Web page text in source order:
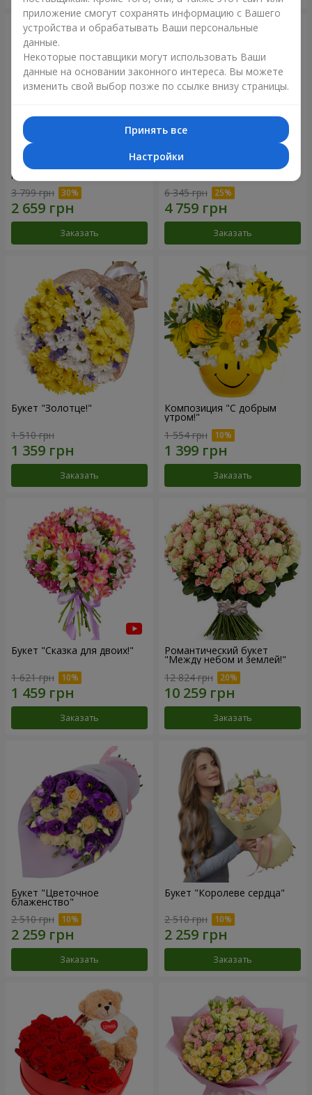
Цветы в коробке "25
красных роз!"
3 799 грн
Заказать
Композиция в коробке
6 345 грн
Заказать
Букет "Золотце!"
1 510 грн
Заказать
Композиция "С добрым
утром!"
1 554 грн
Заказать
Букет "Сказка для двоих!"
1 621 грн
Заказать
Романтический букет
"Между небом и землей!"
12 824 грн
Заказать
Букет "Цветочное
блаженство"
2 510 грн
Заказать
Букет "Королеве сердца"
2 510 грн
Заказать
приложение смогут сохранять информацию с Вашего
устройства и обрабатывать Ваши персональные
данные.
Некоторые поставщики могут использовать Ваши
данные на основании законного интереса. Вы можете
изменить свой выбор позже по ссылке внизу страницы.
Принять все
Настройки